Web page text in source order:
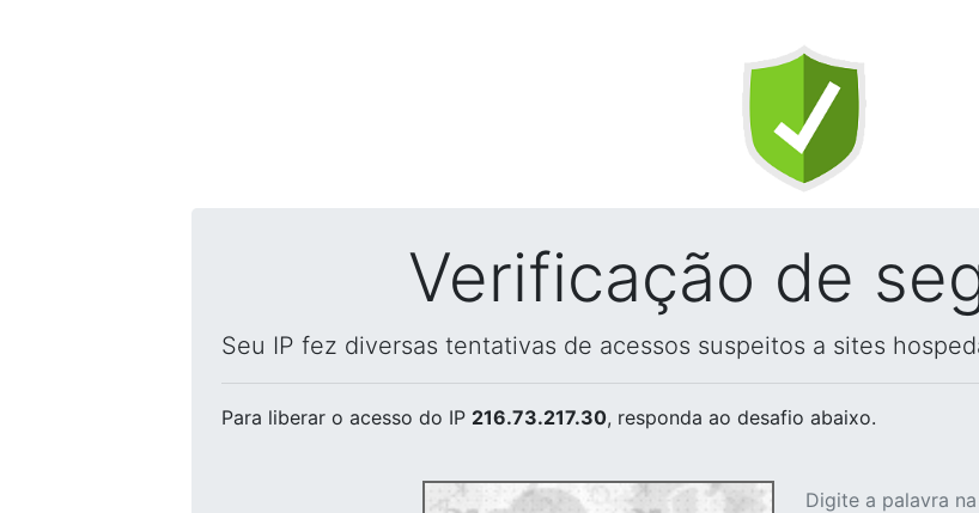
Verificação de
Seu IP fez diversas tentativas de acessos suspeitos a sites
Para liberar o acesso do IP 216.73.217.30, responda ao desafio abaixo.
Digite a palavra